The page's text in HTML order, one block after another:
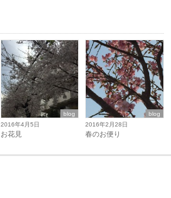
blog
2016年4月5日
お花見
blog
2016年2月28日
春のお便り